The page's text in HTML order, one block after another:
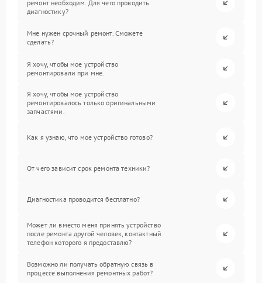
ремонт необходим. Для чего проводить
диагностику?
Мне нужен срочный ремонт. Сможете
сделать?
Я хочу, чтобы мое устройство
ремонтировали при мне.
Я хочу, чтобы мое устройство
ремонтировалось только оригинальными
запчастями.
Как я узнаю, что мое устройство готово?
От чего зависит срок ремонта техники?
Диагностика проводится бесплатно?
Может ли вместо меня принять устройство
после ремонта другой человек, контактный
телефон которого я предоставлю?
Возможно ли получать обратную связь в
процессе выполнения ремонтных работ?